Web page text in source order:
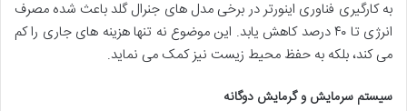
به کارگیری فناوری اینورتر در برخی مدل های جنرال گلد باعث شده مصرف
انرژی تا ۴۰ درصد کاهش یابد. این موضوع نه تنها هزینه های جاری را کم
می کند، بلکه به حفظ محیط زیست نیز کمک می نماید.
سیستم سرمایش و گرمایش دوگانه